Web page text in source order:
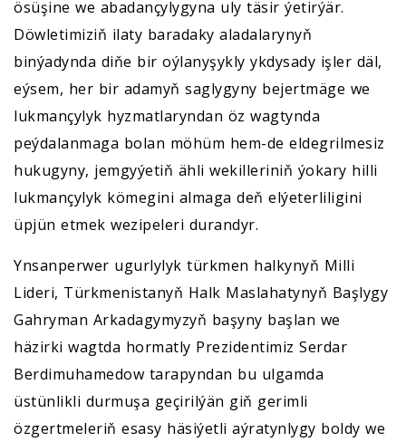
ösüşine we abadançylygyna uly täsir ýetirýär.
Döwletimiziň ilaty baradaky aladalarynyň
binýadynda diňe bir oýlanyşykly ykdysady işler däl,
eýsem, her bir adamyň saglygyny bejertmäge we
lukmançylyk hyzmatlaryndan öz wagtynda
peýdalanmaga bolan möhüm hem-de eldegrilmesiz
hukugyny, jemgyýetiň ähli wekilleriniň ýokary hilli
lukmançylyk kömegini almaga deň elýeterliligini
üpjün etmek wezipeleri durandyr.
Ynsanperwer ugurlylyk türkmen halkynyň Milli
Lideri, Türkmenistanyň Halk Maslahatynyň Başlygy
Gahryman Arkadagymyzyň başyny başlan we
häzirki wagtda hormatly Prezidentimiz Serdar
Berdimuhamedow tarapyndan bu ulgamda
üstünlikli durmuşa geçirilýän giň gerimli
özgertmeleriň esasy häsiýetli aýratynlygy boldy we